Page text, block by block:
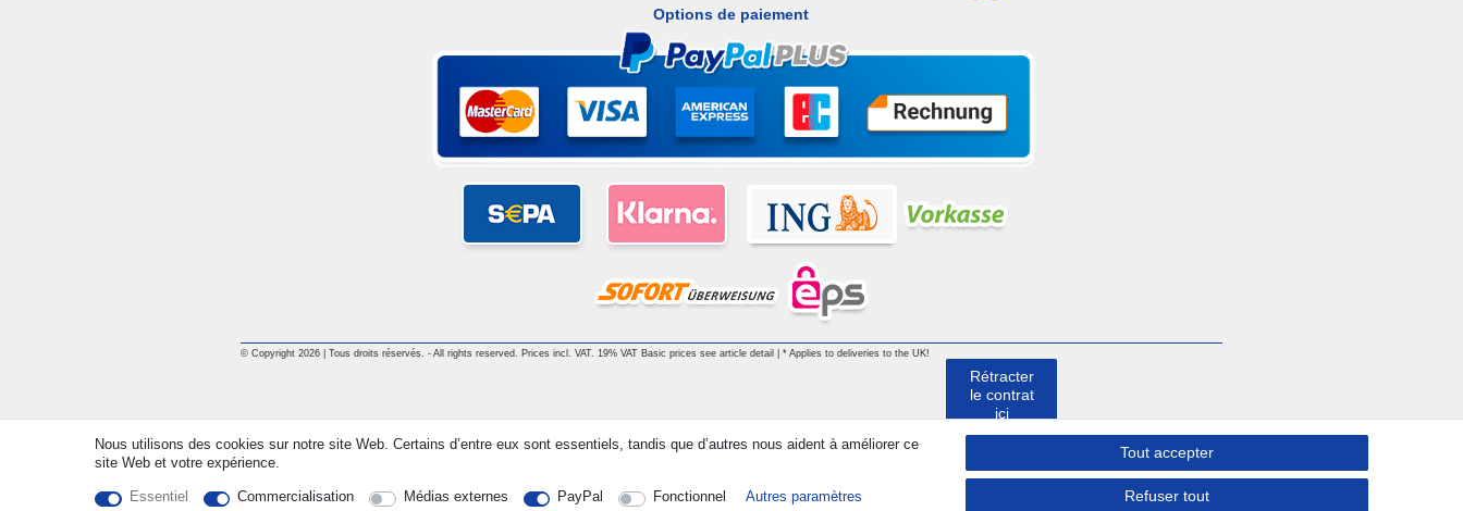
Options de paiement
© Copyright 2026 | Tous droits réservés. - All rights reserved. Prices incl. VAT. 19% VAT Basic prices see article detail | * Applies to deliveries to the UK!
Nous utilisons des cookies sur notre site Web. Certains d’entre eux sont essentiels, tandis que d’autres nous aident à améliorer ce
site Web et votre expérience.
Essentiel Commercialisation Médias externes PayPal Fonctionnel Autres paramètres
Tout accepter
Refuser tout
Rétracter
le contrat
ici